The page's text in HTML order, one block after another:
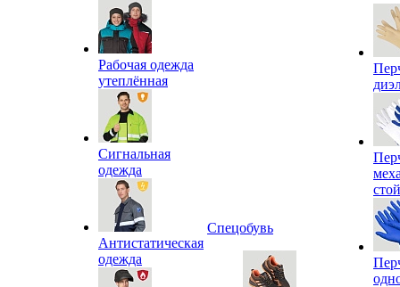
Рабочая одежда
утеплённая
Сигнальная
одежда
Антистатическая
одежда
Спецобувь